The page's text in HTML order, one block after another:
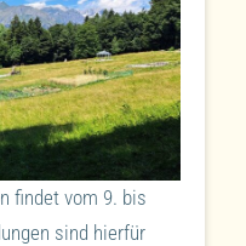
findet vom 9. bis
sind hierfür